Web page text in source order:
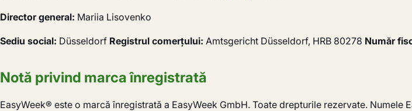
Director general: Mariia Lisovenko
Sediu social: Düsseldorf Registrul comerțului: Amtsgericht Düsseldorf, HRB 80278 Număr
Notă privind marca înregistrată
EasyWeek® este o marcă înregistrată a EasyWeek GmbH. Toate drepturile rezervate.